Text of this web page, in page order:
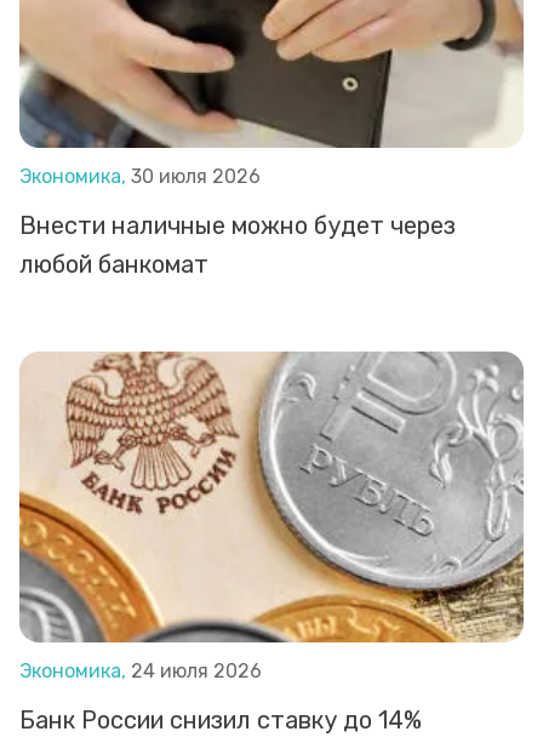
Экономика, 30 июля 2026
Внести наличные можно будет через
любой банкомат
Экономика, 24 июля 2026
Банк России снизил ставку до 14%